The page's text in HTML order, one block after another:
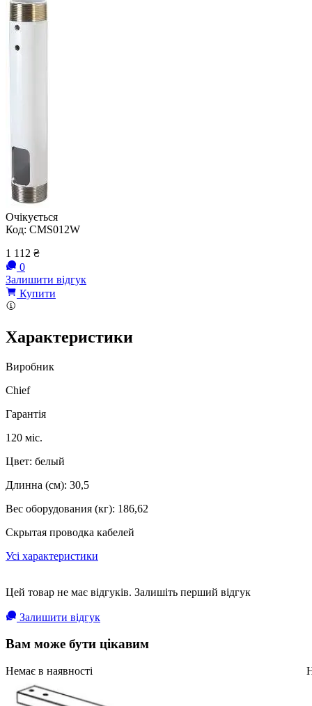
Очікується
Код: CMS012W
1 112 ₴
0
Залишити відгук
Купити
Характеристики
Виробник
Chief
Гарантія
120 міс.
Цвет: белый
Длинна (см): 30,5
Вес оборудования (кг): 186,62
Скрытая проводка кабелей
Усі характеристики
Цей товар не має відгуків. Залишіть перший відгук
Залишити відгук
Вам може бути цікавим
Немає в наявності